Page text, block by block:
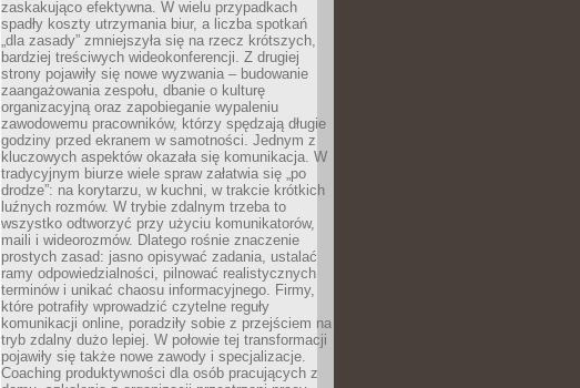
zaskakująco efektywna. W wielu przypadkach
spadły koszty utrzymania biur, a liczba spotkań
„dla zasady” zmniejszyła się na rzecz krótszych,
bardziej treściwych wideokonferencji. Z drugiej
strony pojawiły się nowe wyzwania – budowanie
zaangażowania zespołu, dbanie o kulturę
organizacyjną oraz zapobieganie wypaleniu
zawodowemu pracowników, którzy spędzają długie
godziny przed ekranem w samotności. Jednym z
kluczowych aspektów okazała się komunikacja. W
tradycyjnym biurze wiele spraw załatwia się „po
drodze”: na korytarzu, w kuchni, w trakcie krótkich
luźnych rozmów. W trybie zdalnym trzeba to
wszystko odtworzyć przy użyciu komunikatorów,
maili i wideorozmów. Dlatego rośnie znaczenie
prostych zasad: jasno opisywać zadania, ustalać
ramy odpowiedzialności, pilnować realistycznych
terminów i unikać chaosu informacyjnego. Firmy,
które potrafiły wprowadzić czytelne reguły
komunikacji online, poradziły sobie z przejściem na
tryb zdalny dużo lepiej. W połowie tej transformacji
pojawiły się także nowe zawody i specjalizacje.
Coaching produktywności dla osób pracujących z